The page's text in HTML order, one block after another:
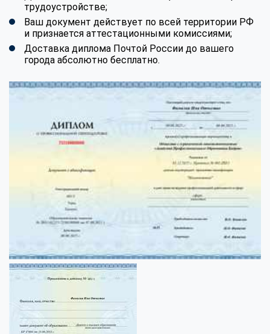
трудоустройстве;
Ваш документ действует по всей территории РФ
и признается аттестационными комиссиями;
Доставка диплома Почтой России до вашего
города абсолютно бесплатно.